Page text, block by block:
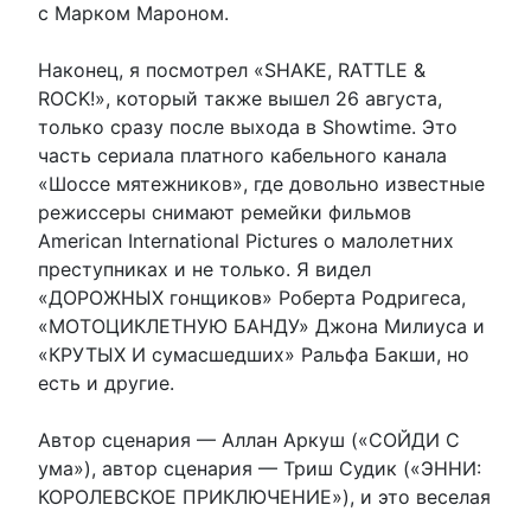
с Марком Мароном.
Наконец, я посмотрел «SHAKE, RATTLE &
ROCK!», который также вышел 26 августа,
только сразу после выхода в Showtime. Это
часть сериала платного кабельного канала
«Шоссе мятежников», где довольно известные
режиссеры снимают ремейки фильмов
American International Pictures о малолетних
преступниках и не только. Я видел
«ДОРОЖНЫХ гонщиков» Роберта Родригеса,
«МОТОЦИКЛЕТНУЮ БАНДУ» Джона Милиуса и
«КРУТЫХ И сумасшедших» Ральфа Бакши, но
есть и другие.
Автор сценария — Аллан Аркуш («СОЙДИ С
ума»), автор сценария — Триш Судик («ЭННИ:
КОРОЛЕВСКОЕ ПРИКЛЮЧЕНИЕ»), и это веселая